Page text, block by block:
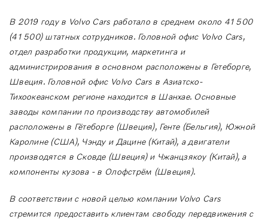
В 2019 году в Volvo Cars работало в среднем около 41 500
(41 500) штатных сотрудников. Головной офис Volvo Cars,
отдел разработки продукции, маркетинга и
администрирования в основном расположены в Гетеборге,
Швеция. Головной офис Volvo Cars в Азиатско-
Тихоокеанском регионе находится в Шанхае. Основные
заводы компании по производству автомобилей
расположены в Гётеборге (Швеция), Генте (Бельгия), Южной
Каролине (США), Чэнду и Дацине (Китай), а двигатели
производятся в Сковде (Швеция) и Чжанцзякоу (Китай), а
компоненты кузова - в Олофстрём (Швеция).
В соответствии с новой целью компании Volvo Cars
стремится предоставить клиентам свободу передвижения с